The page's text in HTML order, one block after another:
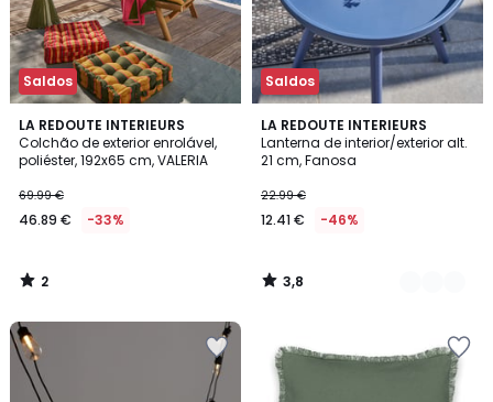
Saldos
LA REDOUTE INTERIEURS
Colchão de exterior enrolável,
poliéster, 192x65 cm, VALERIA
69.99 €
46.89 € -33%
2
/
5
2
/
Saldos
LA REDOUTE INTERIEURS
Lanterna de interior/exterior alt.
21 cm, Fanosa
22.99 €
12.41 € -46%
3,8
/ 5
4
Cores
3,8
/